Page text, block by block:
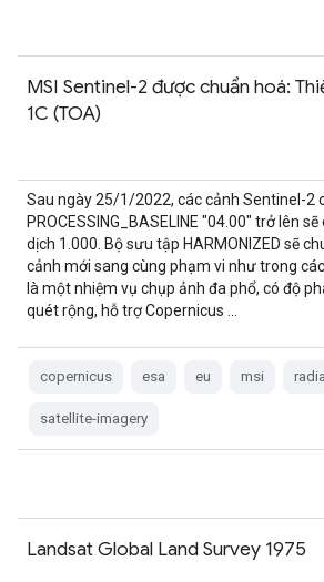
MSI Sentinel-2 được chuẩn hoá:
1C (TOA)
Sau ngày 25/1/2022, các cảnh Sentinel-2
PROCESSING_BASELINE "04.00" trở lên
dịch 1.000. Bộ sưu tập HARMONIZED sẽ
cảnh mới sang cùng phạm vi như trong
là một nhiệm vụ chụp ảnh đa phổ, có độ
quét rộng, hỗ trợ Copernicus …
copernicus esa eu msi
satellite-imagery
Landsat Global Land Survey 1975